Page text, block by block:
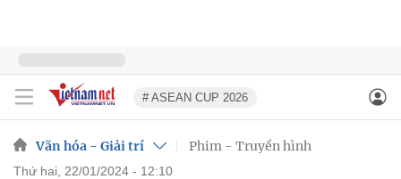
# ASEAN CUP 2026
Văn hóa - Giải trí Phim - Truyền hình
thứ hai, 22/01/2024 - 12:10